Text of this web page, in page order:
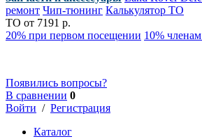
ремонт Чип-тюнинг Калькулятор ТО
ТО от 7191 р.
20% при первом посещении 10%
Появились вопросы?
В сравнении 0
Войти / Регистрация
Каталог